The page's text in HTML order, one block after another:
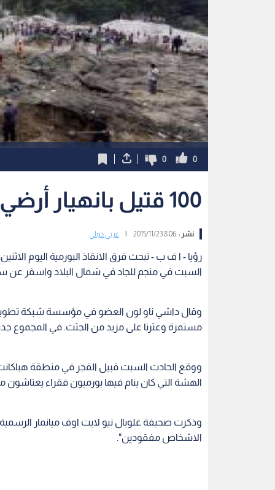
0
0
100 قتيل بانهيار أرضي هائل في بورما
نشر :8:06 2015/11/23 عربي دولي
رؤيا - ا ف ب - تبحث فرق الانقاذ البورمية اليوم
السبت في منجم للجاد في شمال البلاد واسفر عن
وقال داشي ناو لون العضو في مؤسسة شبكة تطوير
مستمرة وعثرنا على مزيد من الجثث. في المجموع
ووقع الحادث السبت قبيل الفجر في منطقة
الهشة التي كان ينام فيها بورميون فقراء يعتاشون
الاشخاص مفقودين".